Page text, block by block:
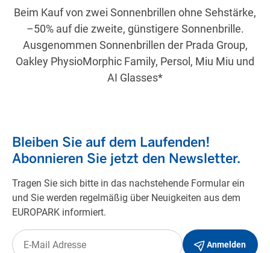
Beim Kauf von zwei Sonnenbrillen ohne Sehstärke,
–50% auf die zweite, günstigere Sonnenbrille.
Ausgenommen Sonnenbrillen der Prada Group,
Oakley PhysioMorphic Family, Persol, Miu Miu und
AI Glasses*